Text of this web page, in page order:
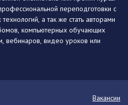
переподготовки с
а так же стать авторами
компьютерных обучающих
вебинаров, видео уроков или
Вакансии